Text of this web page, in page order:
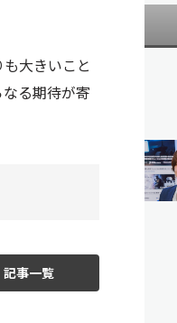
大きいこと
る期待が寄
記事一覧